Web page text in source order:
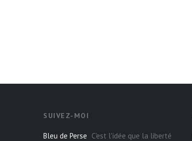
SUIVEZ-MOI
Bleu de Perse C'est l'idée que la liberté